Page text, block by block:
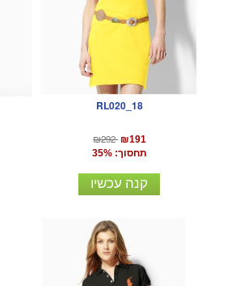
RL020_18
₪292 ₪191
תחסוך: 35%
קנה עכשיו